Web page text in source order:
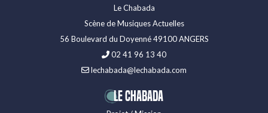
Le Chabada
Scène de Musiques Actuelles
56 Boulevard du Doyenné 49100 ANGERS
02 41 96 13 40
lechabada@lechabada.com
LE CHABADA